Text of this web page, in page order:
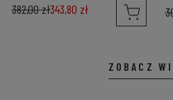
382,00 zł343,80 zł
ZOBACZ